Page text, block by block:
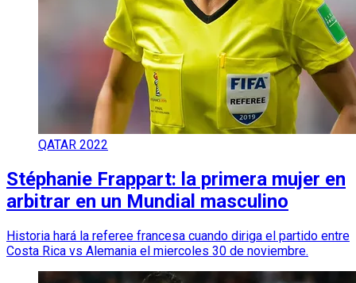
QATAR 2022
Stéphanie Frappart: la primera mujer en
arbitrar en un Mundial masculino
Historia hará la referee francesa cuando diriga el partido entre
Costa Rica vs Alemania el miercoles 30 de noviembre.